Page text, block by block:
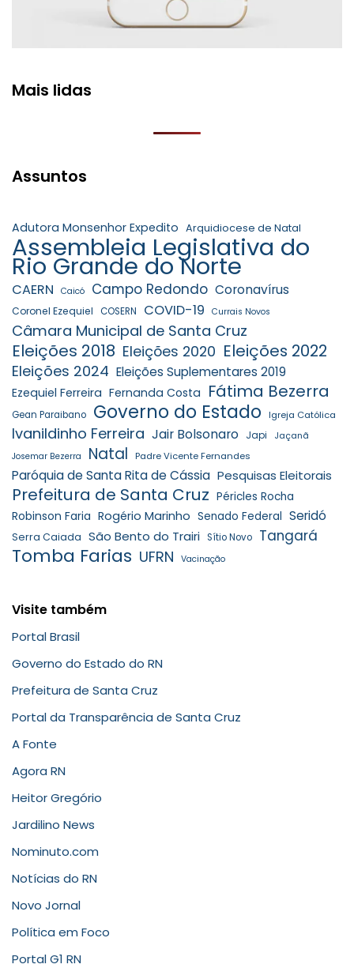
Mais lidas
Assuntos
Adutora Monsenhor Expedito Arquidiocese de Natal
Assembleia Legislativa do
Rio Grande do Norte
CAERN Caicó Campo Redondo Coronavírus
Coronel Ezequiel COSERN COVID-19 Currais Novos
Câmara Municipal de Santa Cruz
Eleições 2018 Eleições 2020 Eleições 2022
Eleições 2024 Eleições Suplementares 2019
Ezequiel Ferreira Fernanda Costa Fátima Bezerra
Gean Paraibano Governo do Estado Igreja Católica
Ivanildinho Ferreira Jair Bolsonaro Japi Jaçanã
Josemar Bezerra Natal Padre Vicente Fernandes
Paróquia de Santa Rita de Cássia Pesquisas Eleitorais
Prefeitura de Santa Cruz Péricles Rocha
Robinson Faria Rogério Marinho Senado Federal Seridó
Serra Caiada São Bento do Trairi Sítio Novo Tangará
Tomba Farias UFRN Vacinação
Visite também
Portal Brasil
Governo do Estado do RN
Prefeitura de Santa Cruz
Portal da Transparência de Santa Cruz
A Fonte
Agora RN
Heitor Gregório
Jardilino News
Nominuto.com
Notícias do RN
Novo Jornal
Política em Foco
Portal G1 RN